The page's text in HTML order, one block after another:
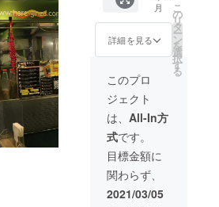
オリジ
ナルラ
バー
１個 ・
シャツ
（ボ
ディー
カラー
は黒の
み） ・
ケータ
リング
は３
セット
まで、1
日のご
注文回
数は２
回まで
ご利用
いただ
けま
す。
（この
クーポ
ンは公
式通販
サイト
月
詳細を見る
こ
の
リ
タ
ー
ン
を
選
択
す
る
このプロ
ジェクト
は、 All-In方
式です。
目標金額に
関わらず、
2021/03/05